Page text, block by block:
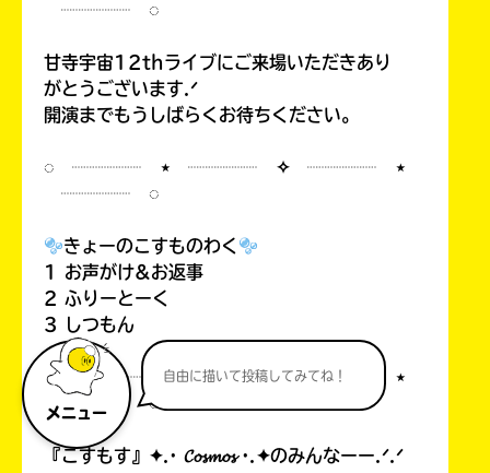
メニュー
自由に描いて投稿してみてね！
┈┈┈┈ ◌
甘寺宇宙12thライブにご来場いただきあり
がとうございます.ᐟ
開演までもうしばらくお待ちください。
◌ ┈┈┈┈ ⋆ ┈┈┈┈ ✧ ┈┈┈┈ ⋆
┈┈┈┈ ◌
きょーのこすものわく
1 お声がけ&お返事
2 ふりーとーく
3 しつもん
◌ ┈┈┈┈ ⋆ ┈┈┈┈ ✧ ┈┈┈┈ ⋆
┈┈┈┈ ◌
『こすもす』✦.· 𝓒𝓸𝓼𝓶𝓸𝓼 ·.✦のみんなーー.ᐟ.ᐟ